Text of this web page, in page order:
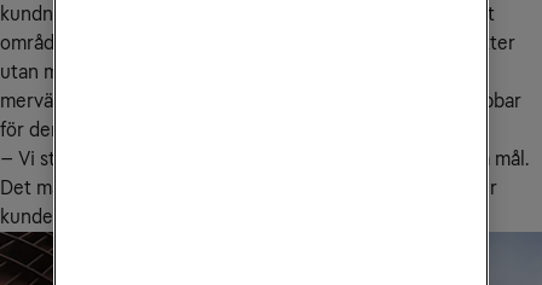
kundnöjdhet, säger Susanne Widlund. Det här är också ett
område som växer, inte bara i förhållande till Ciscoprodukter
utan mot hela produktportföljen. Det ger också ett större
mervärde för våra kunder när de ser att vi tillsammans jobbar
för deras bästa.
– Vi stärker relationerna och hjälper kunderna att nå sina mål.
Det märks att det här är uppskattat och något som allt fler
kunder efterfrågar, säger Erik Bergström.